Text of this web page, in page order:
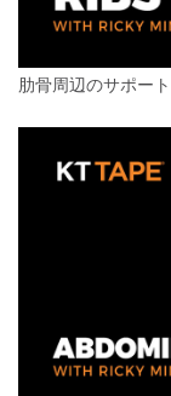
肋骨周辺のサポート